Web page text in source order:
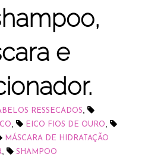
e
RESSECADOS,
, EICO FIOS DE OURO,
MÁSCARA DE HIDRATAÇÃO
, SHAMPOO